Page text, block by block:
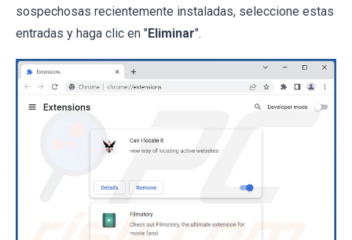
sospechosas recientemente instaladas, seleccione estas
entradas y haga clic en "Eliminar".